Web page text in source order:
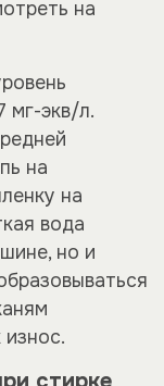
на
мг-экв/л.
на
на
вода
но и